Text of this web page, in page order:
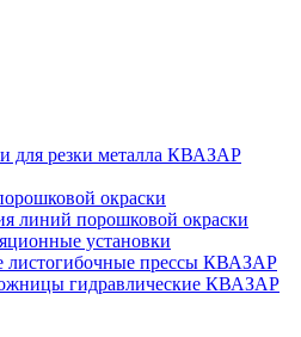
для резки металла КВАЗАР
окраски
линий порошковой окраски
установки
листогибочные прессы КВАЗАР
гидравлические КВАЗАР